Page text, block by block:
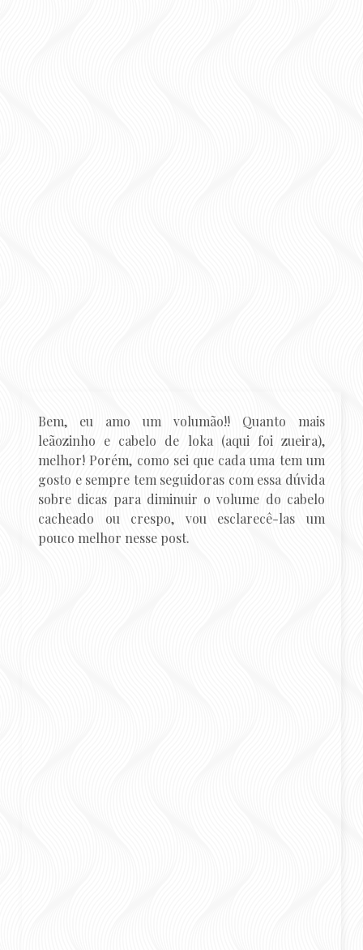
Bem, eu amo um volumão!! Quanto mais
leãozinho e cabelo de loka (aqui foi zueira),
melhor! Porém, como sei que cada uma tem um
gosto e sempre tem seguidoras com essa dúvida
sobre dicas para diminuir o volume do cabelo
cacheado ou crespo, vou esclarecê-las um
pouco melhor nesse post.